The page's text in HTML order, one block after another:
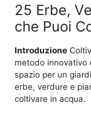
25 Erbe,
che Puoi
Introduzione
metodo innovativo
spazio per un
erbe, verdure e
coltivare in acqua.